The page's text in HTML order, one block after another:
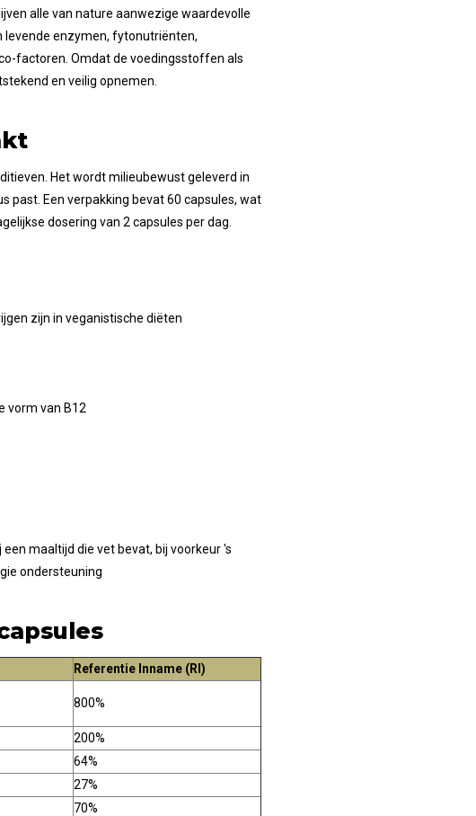
alle van nature aanwezige waardevolle
levende enzymen, fytonutriënten,
factoren. Omdat de voedingsstoffen als
en veilig opnemen.
Het wordt milieubewust geleverd in
past. Een verpakking bevat 60 capsules, wat
dosering van 2 capsules per dag.
zijn in veganistische diëten
vorm van B12
maaltijd die vet bevat, bij voorkeur 's
ondersteuning
Referentie Inname (RI)
800%
200%
64%
27%
70%